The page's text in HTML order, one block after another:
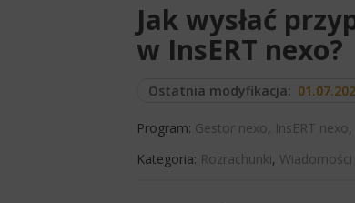
Jak wysłać
w InsERT nexo?
Ostatnia modyfikacja:
Program: Gestor nexo, InsERT nexo,
Kategoria: Rozrachunki, Wiadomości